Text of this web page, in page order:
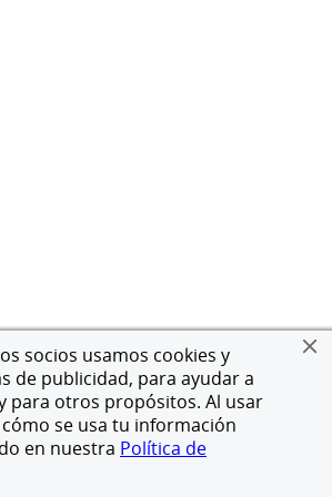
socios usamos cookies y
de publicidad, para ayudar a
para otros propósitos. Al usar
se usa tu información
en nuestra Política de